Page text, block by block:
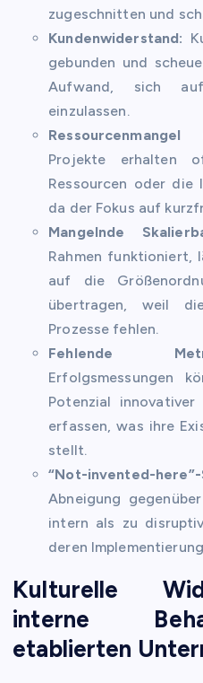
zugeschnitten und
Kundenwiderstand:
gebunden und
Aufwand, sich auf
einzulassen.
Projekte erhalten
Ressourcen oder
da der Fokus auf
Mangelnde
Rahmen
auf die
übertragen, weil
Prozesse fehlen.
Fehlende
Erfolgsmessungen
Potenzial
erfassen, was ihre
stellt.
“Not-invented-here”-
Abneigung
intern als zu
deren
Kulturelle
interne
etablierten